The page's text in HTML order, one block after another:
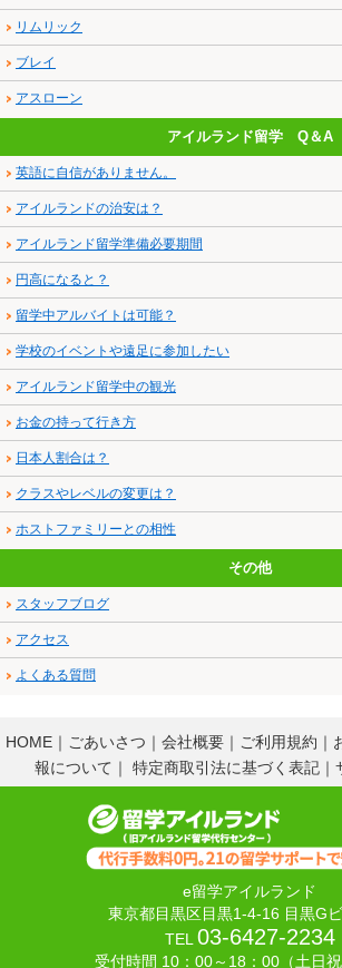
リムリック
ブレイ
アスローン
アイルランド留学 Q＆A
英語に自信がありません。
アイルランドの治安は？
アイルランド留学準備必要期間
円高になると？
留学中アルバイトは可能？
学校のイベントや遠足に参加したい
アイルランド留学中の観光
お金の持って行き方
日本人割合は？
クラスやレベルの変更は？
ホストファミリーとの相性
その他
スタッフブログ
アクセス
よくある質問
HOME ごあいさつ 会社概要 ご利用規約
報について
特定商取引法に基づく表記
e留学アイルランド
東京都目黒区目黒1-4-16 目黒G
TEL 03-6427-2234
受付時間 10：00～18：00（土日祝